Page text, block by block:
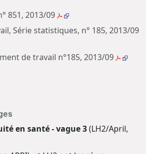
851, 2013/09
Série statistiques, n° 185, 2013/09
de travail n°185, 2013/09
en santé - vague 3(LH2/April,